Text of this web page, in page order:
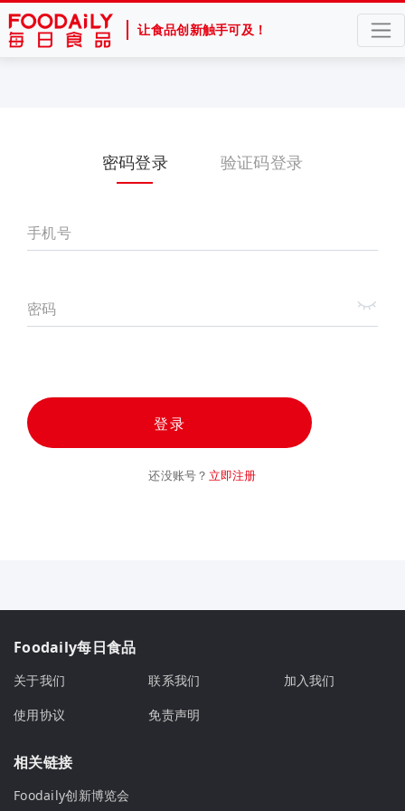
让食品创新触手可及！
密码登录 验证码登录
手机号
密码
登录
还没账号？ 立即注册
Foodaily每日食品
关于我们 联系我们
加入我们
使用协议
免责声明
相关链接
Foodaily创新博览会